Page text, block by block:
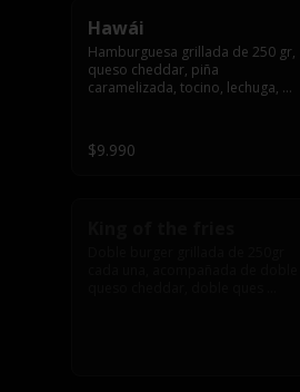
Hawái
Hamburguesa grillada de 250 gr,
queso cheddar, piña
caramelizada, tocino, lechuga,
$9.990